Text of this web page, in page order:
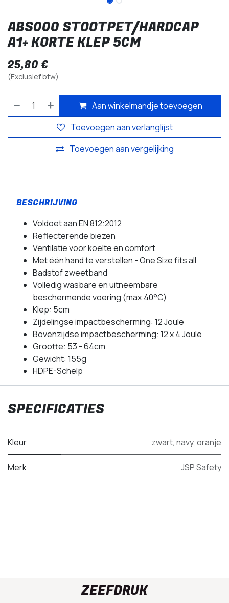
ABS000 STOOTPET/HARDCAP
A1+ KORTE KLEP 5CM
25,80 €
(Exclusief btw)
Aan winkelmandje toevoegen
Toevoegen aan vergelijking
Toevoegen aan verlanglijst
Voldoet aan EN 812:2012
Reflecterende biezen
Ventilatie voor koelte en comfort
Met één hand te verstellen - One Size fits all
Badstof zweetband
Volledig wasbare en uitneembare
beschermende voering (max.40°C)
Klep: 5cm
Zijdelingse impactbescherming: 12 Joule
Bovenzijdse impactbescherming: 12 x 4 Joule
Grootte: 53 - 64cm
Gewicht: 155g
HDPE-Schelp
SPECIFICATIES
Kleur zwart, navy, oranje
Merk JSP Safety
ZEEFDRUK